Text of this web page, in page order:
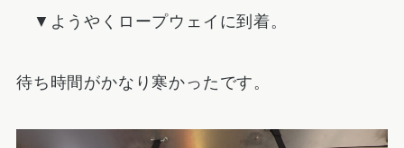
▼ようやくロープウェイに到着。
待ち時間がかなり寒かったです。